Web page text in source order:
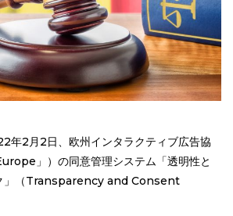
年2月2日、欧州インタラクティブ広告協
」）の同意管理システム「透明性と
」（Transparency and Consent